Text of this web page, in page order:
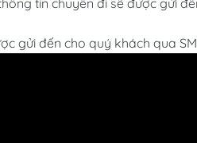
gửi đến cho quý khách qua